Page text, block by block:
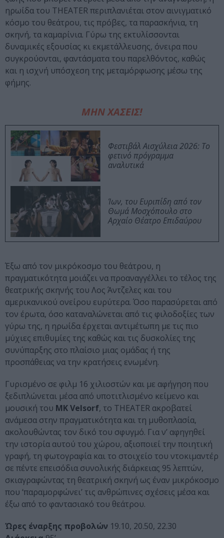
ηρωίδα του THEATER περιπλανιέται στον αινιγματικό
κόσμο του θεάτρου, τις πρόβες, τα παρασκήνια, τη
σκηνή, τα καμαρίνια. Γύρω της εκτυλίσσονται
δυναμικές εξουσίας κι εκμετάλλευσης, όνειρα που
συγκρούονται, φαντάσματα του παρελθόντος, καθώς
και η ισχνή υπόσχεση της μεταμόρφωσης μέσω της
φήμης.
ΜΗΝ ΧΑΣΕΙΣ!
Φεστιβάλ Αισχύλεια 2026: Το
φετινό πρόγραμμα
αναλυτικά
Ίων, του Ευριπίδη από τον
Θωμά Μοσχόπουλο στο
Αρχαίο Θέατρο Επιδαύρου
Έξω από τον μικρόκοσμο του θεάτρου, η
πραγματικότητα μοιάζει να προαναγγέλλει το τέλος της
θεατρικής σκηνής του Λος Άντζελες και του
αμερικανικού ονείρου ευρύτερα. Όσο παρασύρεται από
τον έρωτα, όσο καταναλώνεται από τις φιλοδοξίες των
γύρω της, η ηρωίδα έρχεται αντιμέτωπη με τις πιο
μύχιες επιθυμίες της καθώς και τις δυσκολίες της
συνύπαρξης στο πλαίσιο μιας ομάδας ή της
προσπάθειας να την κρατήσεις ενωμένη.
Γυρισμένο σε φιλμ 16 χιλιοστών και με αφήγηση που
ξεδιπλώνεται μέσα από υποτιτλισμένο κείμενο και
μουσική του MK Velsorf, το THEATER ακροβατεί
ανάμεσα στην πραγματικότητα και τη μυθοπλασία,
ακολουθώντας τον δικό του σφυγμό. Για ν’ αφηγηθεί
την ιστορία αυτού του χώρου, αξιοποιεί την ποιητική
γραφή, τη φωτογραφία και το στοιχείο του ντοκιμαντέρ
σε πέντε επεισόδια συνολικής διάρκειας 95 λεπτών,
σκιαγραφώντας τη θεατρική σκηνή ως έναν μικρόκοσμο
που ‘παραμορφώνει’ τις ανθρώπινες σχέσεις μέσα και
έξω από το φαντασιακό του θεάτρου.
Ώρες έναρξης προβολών 19.10, 20.50, 22.30